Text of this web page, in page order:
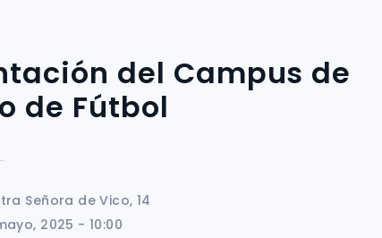
del Campus de
de Fútbol
Señora de Vico, 14
2025 - 10:00